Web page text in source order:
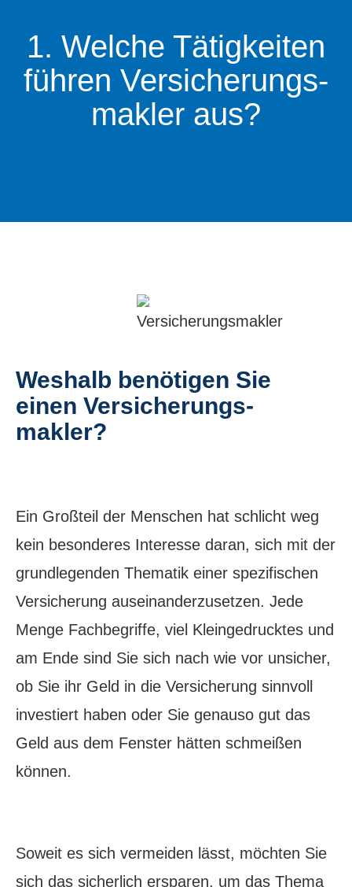
1. Welche Tätigkeiten
führen Ver­sicherungs­
makler aus?
Weshalb benötigen Sie
einen Ver­sicherungs­
makler?
Ein Großteil der Menschen hat schlicht weg
kein besonderes Interesse daran, sich mit der
grundlegenden Thematik einer spezifischen
Versicherung auseinanderzusetzen. Jede
Menge Fachbegriffe, viel Kleingedrucktes und
am Ende sind Sie sich nach wie vor unsicher,
ob Sie ihr Geld in die Versicherung sinnvoll
investiert haben oder Sie genauso gut das
Geld aus dem Fenster hätten schmeißen
können.
Soweit es sich vermeiden lässt, möchten Sie
sich das sicherlich ersparen, um das Thema